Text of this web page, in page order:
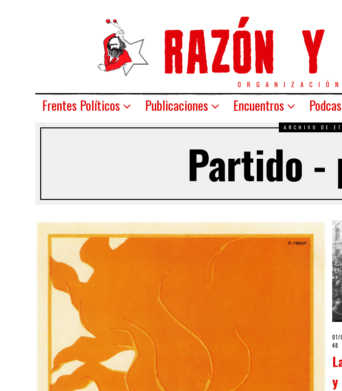
Frentes Políticos Publicaciones Encuentros
ARCHIVO DE
Partido -
ON
01/
48
y